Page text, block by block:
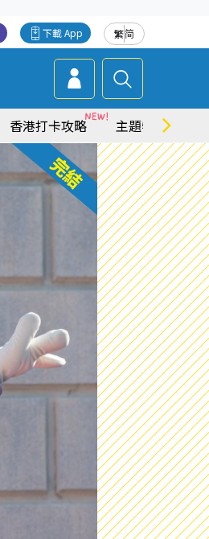
繁简
下載 App
香港打卡攻略 主題特集